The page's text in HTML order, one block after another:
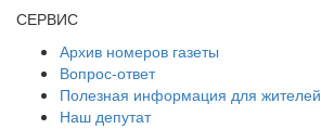
СЕРВИС
Архив номеров газеты
Вопрос-ответ
Полезная информация для жителей
Наш депутат